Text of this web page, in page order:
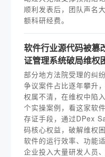
顺利发表后，团队声名
额科研经费。
软件行业源代码被
证管理系统破局维权
部分地方法院受理的纠
争议案件占比逐年攀升
权属不清，在维权中陷
个实操案例，看这家软
存证手段，通过DPex
码核心权益，破解维权
软件的运行效率、功能
企业投入大量研发人员